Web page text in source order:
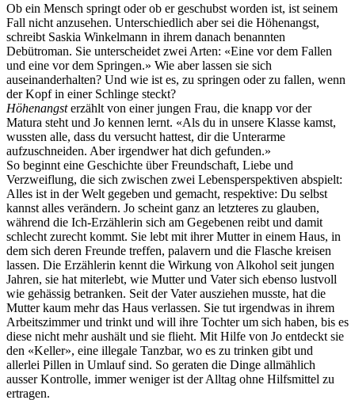
Ob ein Mensch springt oder ob er geschubst worden ist, ist seinem
Fall nicht anzusehen. Unterschiedlich aber sei die Höhenangst,
schreibt Saskia Winkelmann in ihrem danach benannten
Debütroman. Sie unterscheidet zwei Arten: «Eine vor dem Fallen
und eine vor dem Springen.» Wie aber lassen sie sich
auseinanderhalten? Und wie ist es, zu springen oder zu fallen, wenn
der Kopf in einer Schlinge steckt?
Höhenangsterzählt von einer jungen Frau, die knapp vor der
Matura steht und Jo kennen lernt. «Als du in unsere Klasse kamst,
wussten alle, dass du versucht hattest, dir die Unterarme
aufzuschneiden. Aber irgendwer hat dich gefunden.»
So beginnt eine Geschichte über Freundschaft, Liebe und
Verzweiflung, die sich zwischen zwei Lebensperspektiven abspielt:
Alles ist in der Welt gegeben und gemacht, respektive: Du selbst
kannst alles verändern. Jo scheint ganz an letzteres zu glauben,
während die Ich-Erzählerin sich am Gegebenen reibt und damit
schlecht zurecht kommt. Sie lebt mit ihrer Mutter in einem Haus, in
dem sich deren Freunde treffen, palavern und die Flasche kreisen
lassen. Die Erzählerin kennt die Wirkung von Alkohol seit jungen
Jahren, sie hat miterlebt, wie Mutter und Vater sich ebenso lustvoll
wie gehässig betranken. Seit der Vater ausziehen musste, hat die
Mutter kaum mehr das Haus verlassen. Sie tut irgendwas in ihrem
Arbeitszimmer und trinkt und will ihre Tochter um sich haben, bis es
diese nicht mehr aushält und sie flieht. Mit Hilfe von Jo entdeckt sie
den «Keller», eine illegale Tanzbar, wo es zu trinken gibt und
allerlei Pillen in Umlauf sind. So geraten die Dinge allmählich
ausser Kontrolle, immer weniger ist der Alltag ohne Hilfsmittel zu
ertragen.